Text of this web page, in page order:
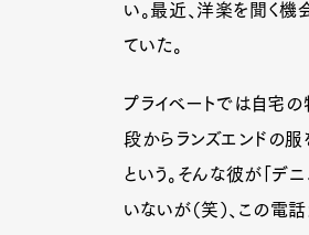
い。最近、洋楽を聞く機
ていた。
プライベートでは自宅の
段からランズエンドの服
という。そんな彼が「デ
いないが（笑）、この電